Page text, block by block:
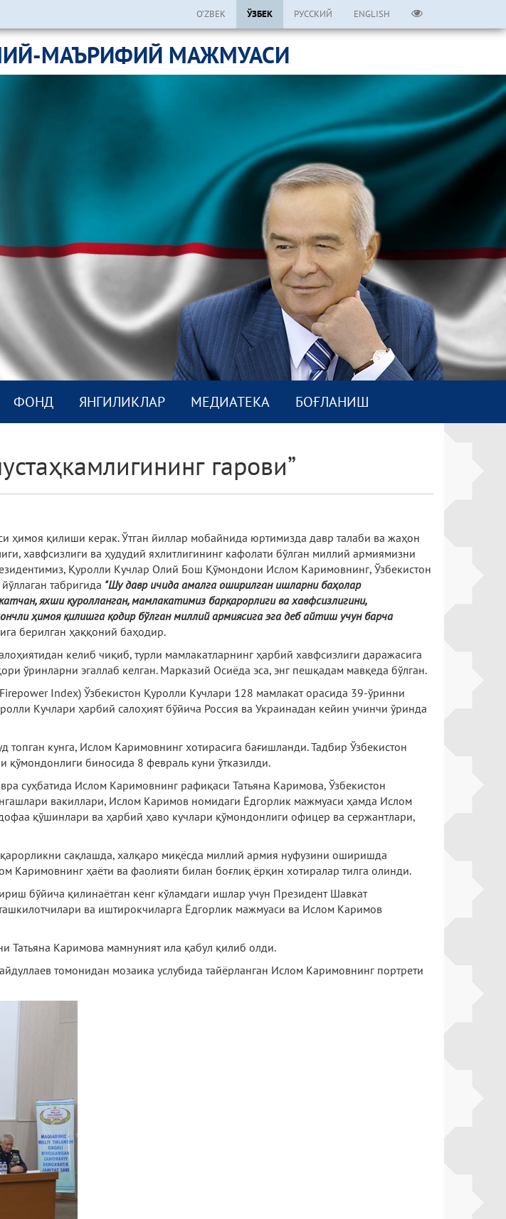
O’ZBEK ЎЗБЕК РУССКИЙ ENGLISH
МАЪРИФИЙ МАЖМУАСИ
ФОНД ЯНГИЛИКЛАР МEДИАТEКА БОҒЛАНИШ
гарови”
ҳимоя қилиши керак. Ўтган йиллар мобайнида юртимизда давр талаби ва жаҳон
хавфсизлиги ва ҳудудий яхлитлигининг кафолати бўлган миллий армиямизни
Қуролли Кучлар Олий Бош Қўмондони Ислом Каримовнинг, Ўзбекистон
табригида "Шу давр ичида амалга оширилган ишларни баҳолар
яхши қуролланган, мамлакатимиз барқарорлиги ва хавфсизлигини,
ҳимоя қилишга қодир бўлган миллий армиясига эга деб айтиш учун барча
берилган ҳаққоний баҳодир.
келиб чиқиб, турли мамлакатларнинг ҳарбий хавфсизлиги даражасига
ўринларни эгаллаб келган. Марказий Осиёда эса, энг пешқадам мавқеда бўлган.
Index) Ўзбекистон Қуролли Кучлари 128 мамлакат орасида 39-ўринни
Кучлари ҳарбий салоҳият бўйича Россия ва Украинадан кейин учинчи ўринда
кунга, Ислом Каримовнинг хотирасига бағишланди. Тадбир Ўзбекистон
биносида 8 февраль куни ўтказилди.
суҳбатида Ислом Каримовнинг рафиқаси Татьяна Каримова, Ўзбекистон
вакиллари, Ислом Каримов номидаги Ёдгорлик мажмуаси ҳамда Ислом
қўшинлари ва ҳарбий ҳаво кучлари қўмондонлиги офицер ва сержантлари,
сақлашда, халқаро миқёсда миллий армия нуфузини оширишда
ҳаёти ва фаолияти билан боғлиқ ёрқин хотиралар тилга олинди.
бўйича қилинаётган кенг кўламдаги ишлар учун Президент Шавкат
ва иштирокчиларга Ёдгорлик мажмуаси ва Ислом Каримов
Татьяна Каримова мамнуният ила қабул қилиб олди.
томонидан мозаика услубида тайёрланган Ислом Каримовнинг портрети